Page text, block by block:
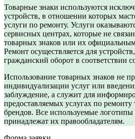
Товарные знаки используются
устройств, в отношении которых
услуги по ремонту. Услуги
сервисных центрах, которые не
товарных знаков или их
Ремонт осуществляется для
гражданский оборот в соответствии
Использование товарных знаков не
индивидуализации услуг или
заблуждение, а служит для
предоставляемых услугах по
брендов. Все используемые логотипы
принадлежат их правообладателям.